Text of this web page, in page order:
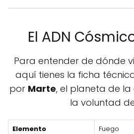
El ADN
Para entender de dónde
aquí tienes la ficha
por Marte, el planeta de la
la voluntad
Elemento
Fuego